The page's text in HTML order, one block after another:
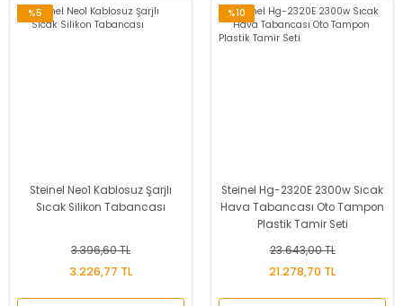
%5
Steinel Neo1 Kablosuz Şarjlı
Sıcak Silikon Tabancası
3.396,60 TL
3.226,77 TL
%10
Steinel Hg-2320E 2300w Sıcak
Hava Tabancası Oto Tampon
Plastik Tamir Seti
23.643,00 TL
21.278,70 TL